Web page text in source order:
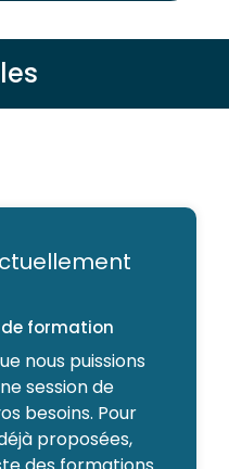
formation
nous puissions
session de
besoins. Pour
proposées,